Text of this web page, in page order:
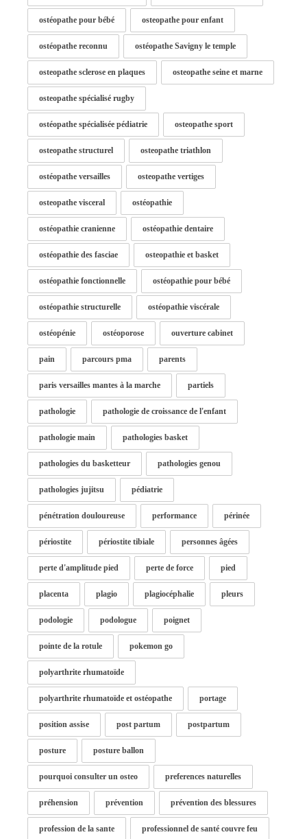
ostéopathe pour bébé osteopathe pour enfant
ostéopathe reconnu ostéopathe Savigny le temple
osteopathe sclerose en plaques osteopathe seine et marne
osteopathe spécialisé rugby
ostéopathe spécialisée pédiatrie osteopathe sport
osteopathe structurel osteopathe triathlon
ostéopathe versailles osteopathe vertiges
osteopathe visceral ostéopathie
ostéopathie cranienne ostéopathie dentaire
ostéopathie des fasciae osteopathie et basket
ostéopathie fonctionnelle ostéopathie pour bébé
ostéopathie structurelle ostéopathie viscérale
ostéopénie ostéoporose ouverture cabinet
pain parcours pma parents
paris versailles mantes à la marche partiels
pathologie pathologie de croissance de l'enfant
pathologie main pathologies basket
pathologies du basketteur pathologies genou
pathologies jujitsu pédiatrie
pénétration douloureuse performance périnée
périostite périostite tibiale personnes âgées
perte d'amplitude pied perte de force pied
placenta plagio plagiocéphalie pleurs
podologie podologue poignet
pointe de la rotule pokemon go
polyarthrite rhumatoïde
polyarthrite rhumatoïde et ostéopathe portage
position assise post partum postpartum
posture posture ballon
pourquoi consulter un osteo preferences naturelles
préhension prévention prévention des blessures
profession de la sante professionnel de santé couvre feu